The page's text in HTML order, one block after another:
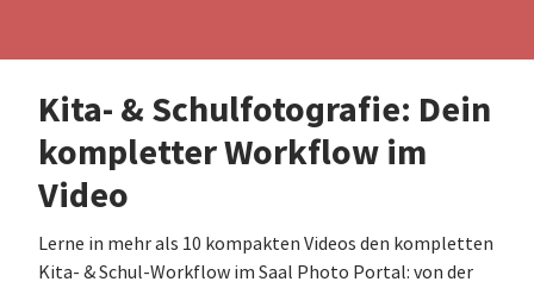
Kita- & Schulfotografie: Dein
kompletter Workflow im
Video
Lerne in mehr als 10 kompakten Videos den kompletten
Kita- & Schul-Workflow im Saal Photo Portal: von der